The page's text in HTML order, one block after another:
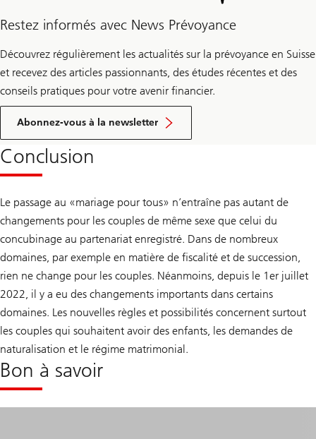
Restez informés avec News Prévoyance
Découvrez régulièrement les actualités sur la prévoyance en Suisse
et recevez des articles passionnants, des études récentes et des
conseils pratiques pour votre avenir financier.
Abonnez-vous à la newsletter
Conclusion
Le passage au «mariage pour tous» n’entraîne pas autant de
changements pour les couples de même sexe que celui du
concubinage au partenariat enregistré. Dans de nombreux
domaines, par exemple en matière de fiscalité et de succession,
rien ne change pour les couples. Néanmoins, depuis le 1er juillet
2022, il y a eu des changements importants dans certains
domaines. Les nouvelles règles et possibilités concernent surtout
les couples qui souhaitent avoir des enfants, les demandes de
naturalisation et le régime matrimonial.
Bon à savoir